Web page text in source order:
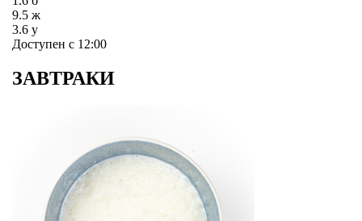
9.5 ж
3.6 у
Доступен с 12:00
ЗАВТРАКИ